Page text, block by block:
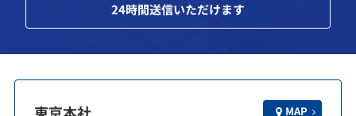
24時間送信いただけます
MAP